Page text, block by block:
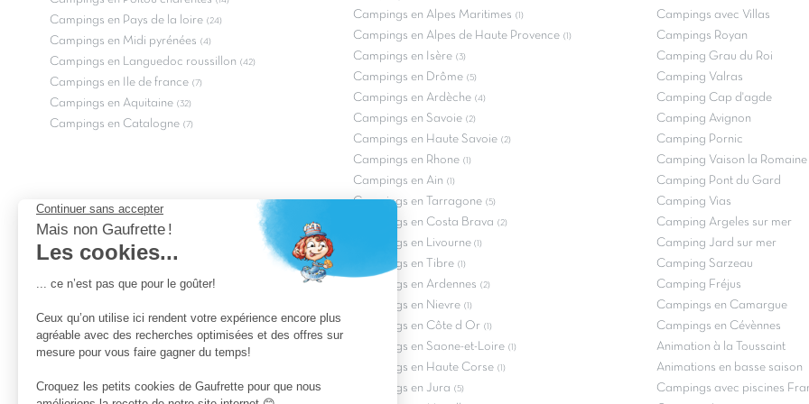
Campings en Pays de la loire (24)
Campings en Midi pyrénées (4)
Campings en Languedoc roussillon (42)
Campings en Ile de france (7)
Campings en Aquitaine (32)
Campings en Catalogne (7)
Campings en Alpes Maritimes (1)
Campings en Alpes de Haute Provence (1)
Campings en Isère (3)
Campings en Drôme (5)
Campings en Ardèche (4)
Campings en Savoie (2)
Campings en Haute Savoie (2)
Campings en Rhone (1)
Campings en Ain (1)
Campings en Tarragone (5)
Campings en Costa Brava (2)
Campings en Livourne (1)
Campings en Tibre (1)
Campings en Ardennes (2)
Campings en Nievre (1)
Campings en Côte d Or (1)
Campings en Saone-et-Loire (1)
Campings en Haute Corse (1)
Campings en Jura (5)
Campings avec Villas
Campings Royan
Camping Grau du Roi
Camping Valras
Camping Cap d'agde
Camping Avignon
Camping Pornic
Camping Vaison la Romaine
Camping Pont du Gard
Camping Vias
Camping Argeles sur mer
Camping Jard sur mer
Camping Sarzeau
Camping Fréjus
Campings en Camargue
Campings en Cévènnes
Animation à la Toussaint
Animations en basse saison
Campings avec piscines